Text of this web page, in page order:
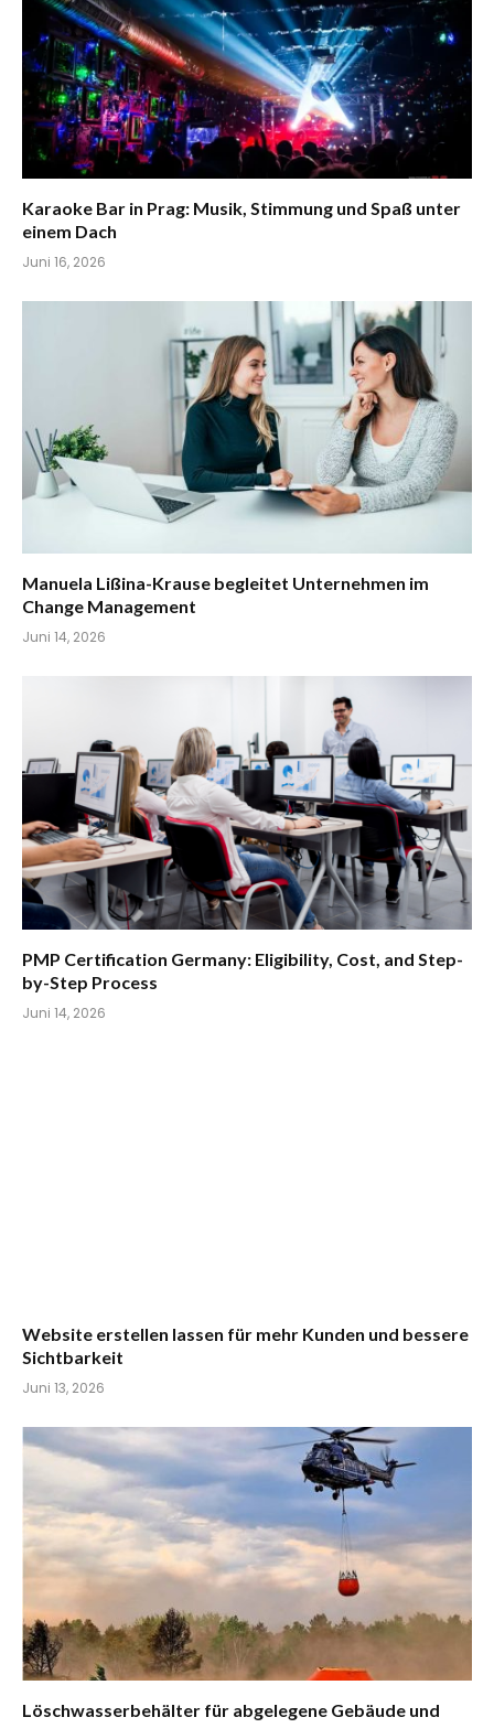
Karaoke Bar in Prag: Musik, Stimmung und Spaß unter
einem Dach
Juni 16, 2026
Manuela Lißina-Krause begleitet Unternehmen im
Change Management
Juni 14, 2026
PMP Certification Germany: Eligibility, Cost, and Step-
by-Step Process
Juni 14, 2026
Website erstellen lassen für mehr Kunden und bessere
Sichtbarkeit
Juni 13, 2026
Löschwasserbehälter für abgelegene Gebäude und